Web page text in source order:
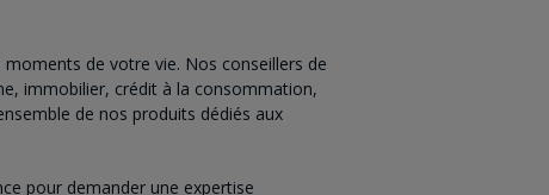
de votre vie. Nos conseillers de
immobilier, crédit à la consommation,
de nos produits dédiés aux
pour demander une expertise